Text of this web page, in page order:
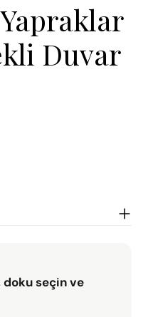
Duvar
doku seçin ve